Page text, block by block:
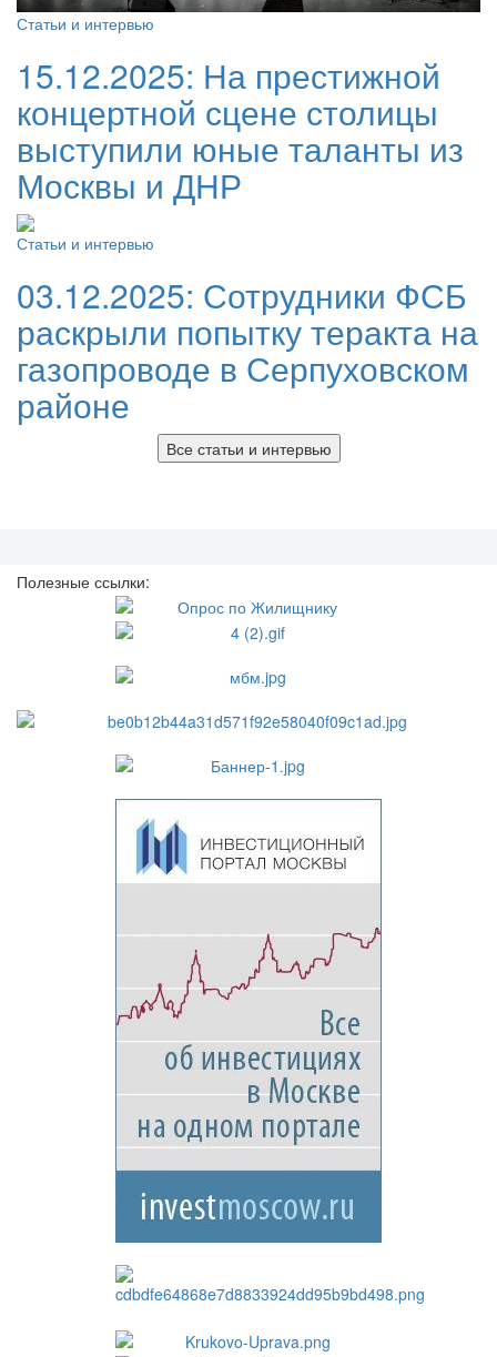
Статьи и интервью
15.12.2025: На престижной
концертной сцене столицы
выступили юные таланты из
Москвы и ДНР
Статьи и интервью
03.12.2025: Сотрудники ФСБ
раскрыли попытку теракта на
газопроводе в Серпуховском
районе
Все статьи и интервью
Полезные ссылки: